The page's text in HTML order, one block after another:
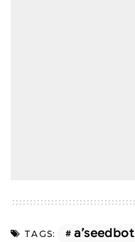
TAGS: a’seedbot